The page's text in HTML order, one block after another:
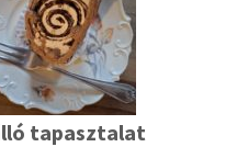
tapasztalat